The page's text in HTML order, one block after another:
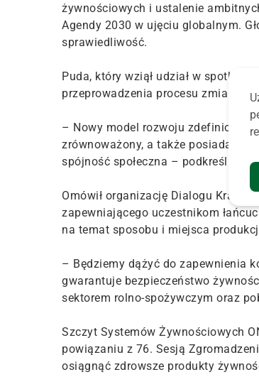
żywnościowych i ustalenie
Agendy 2030 w ujęciu globalnym.
sprawiedliwość.
Puda, który wziął udział w
przeprowadzenia procesu zmian
– Nowy model rozwoju
zrównoważony, a także
spójność społeczna – podkreślił
Omówił organizację Dialogu
zapewniającego uczestnikom
na temat sposobu i miejsca
– Będziemy dążyć do zapewnienia
gwarantuje bezpieczeństwo
sektorem rolno-spożywczym oraz
Szczyt Systemów Żywnościowych
powiązaniu z 76. Sesją
osiągnąć zdrowsze produkty